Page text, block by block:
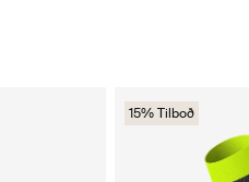
15% Tilboð